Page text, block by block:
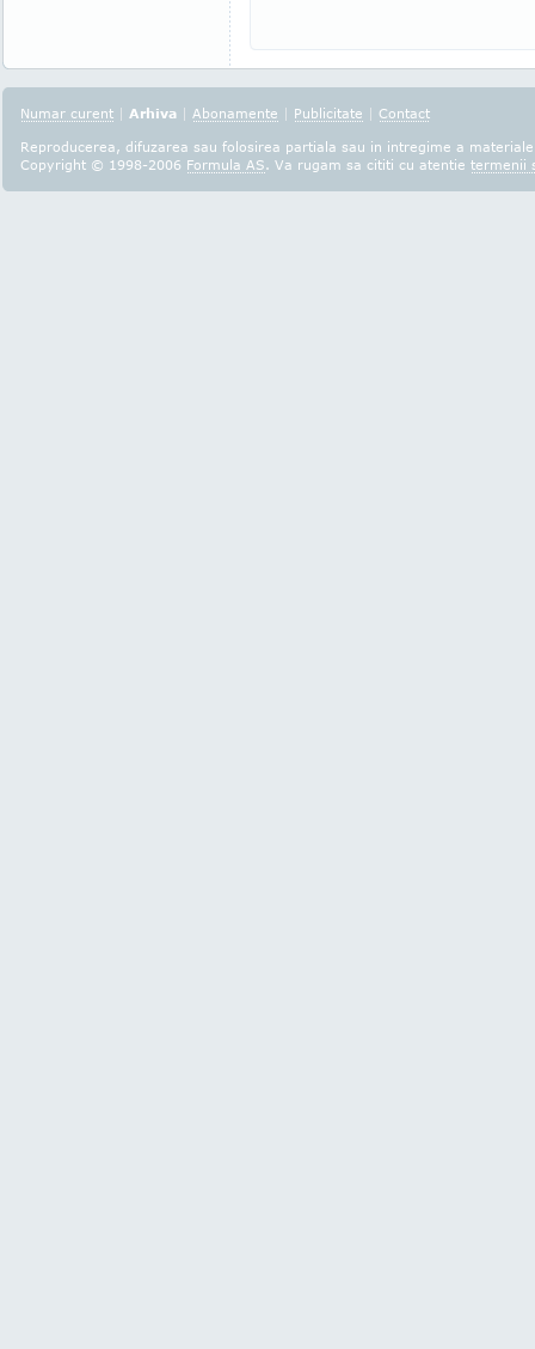
Numar curent | Arhiva | Abonamente | Publicitate | Contact
Reproducerea, difuzarea sau folosirea partiala sau in intregime a
Copyright © 1998-2006 Formula AS. Va rugam sa cititi cu atentie termenii